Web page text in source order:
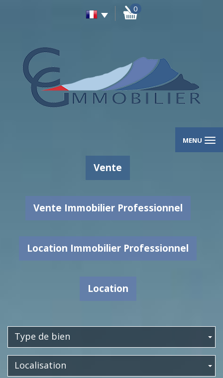
0
MENU
Vente
Vente Immobilier Professionnel
Location Immobilier Professionnel
Location
Type de bien
Localisation